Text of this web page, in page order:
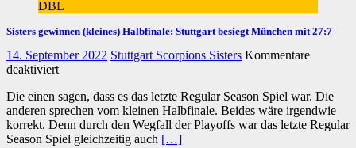
DBL
Sisters gewinnen (kleines) Halbfinale: Stuttgart besiegt München mit 27:7
14. September 2022 Stuttgart Scorpions Sisters Kommentare
deaktiviertfür
gewinnen
(kleines)
Halbfinale:
Stuttgart
Die einen sagen, dass es das letzte Regular Season Spiel war. Die
anderen sprechen vom kleinen Halbfinale. Beides wäre irgendwie
korrekt. Denn durch den Wegfall der Playoffs war das letzte Regular
Season Spiel gleichzeitig auch […]